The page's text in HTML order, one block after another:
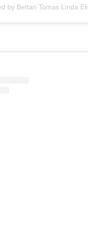
by Bettan Tomas Linda